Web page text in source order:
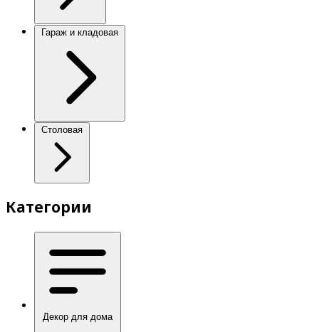
Гараж и кладовая
Столовая
Категории
Декор для дома